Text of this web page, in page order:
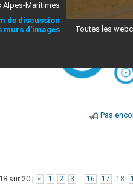
Alpes-Maritimes
de discussion
murs d'images
Toutes les
Pas
sur 20 | < 1 2 3 ... 16 17 18